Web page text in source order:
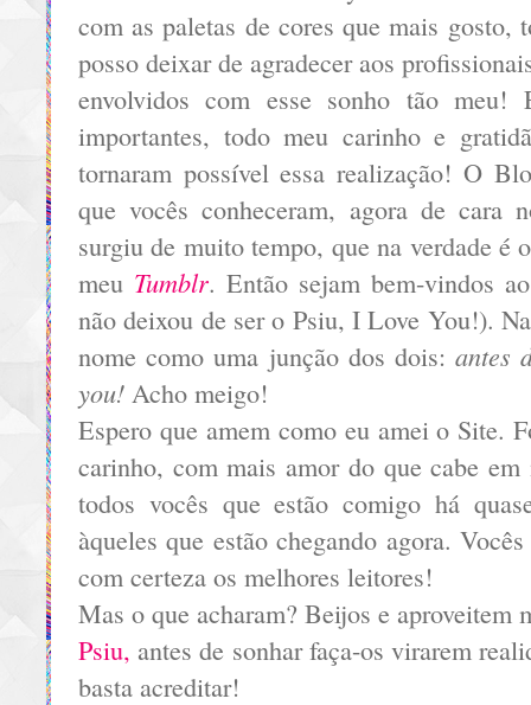
com as paletas de cores que mais
posso deixar de agradecer aos
envolvidos com esse sonho tão meu!
importantes, todo meu carinho e
tornaram possível essa realização! O
que vocês conheceram, agora de cara
surgiu de muito tempo, que na verdade é
meu Tumblr. Então sejam bem-vindos
não deixou de ser o Psiu, I Love You!).
nome como uma junção dos dois:antes
you! Acho meigo!
Espero que amem como eu amei o Site.
carinho, com mais amor do que cabe
todos vocês que estão comigo há
àqueles que estão chegando agora.
com certeza os melhores leitores!
Mas o que acharam? Beijos e aproveitem
Psiu, antes de sonhar faça-os virarem
basta acreditar!